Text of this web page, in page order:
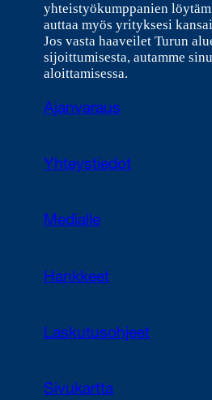
yhteistyökumppanien
auttaa myös yrityksesi
Jos vasta haaveilet Turun
sijoittumisesta, autamme
aloittamisessa.
Ajanvaraus
Yhteystiedot
Medialle
Hankkeet
Laskutusohjeet
Sivukartta